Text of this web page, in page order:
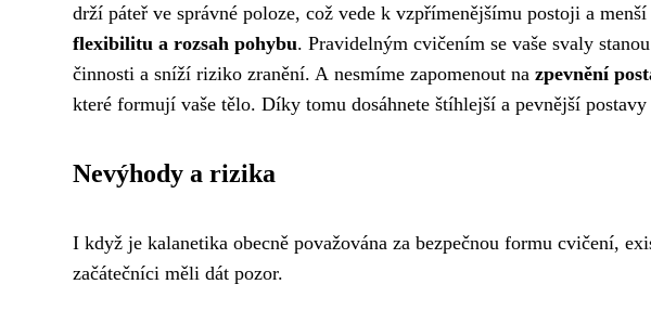
drží páteř ve správné poloze, což vede k vzpřímenějšímu postoji a
flexibilitu a rozsah pohybu. Pravidelným cvičením se vaše svaly
činnosti a sníží riziko zranění. A nesmíme zapomenout na zpevnění
které formují vaše tělo. Díky tomu dosáhnete štíhlejší a pevnější
Nevýhody a rizika
I když je kalanetika obecně považována za bezpečnou formu cvičení,
začátečníci měli dát pozor.